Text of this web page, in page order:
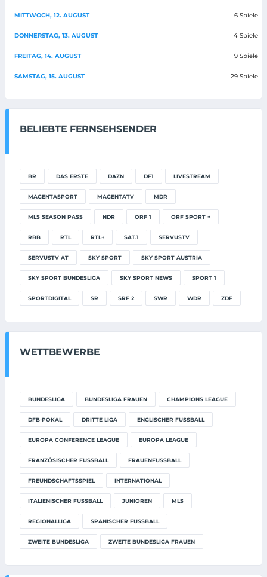
MITTWOCH, 12. AUGUST 6 Spiele
DONNERSTAG, 13. AUGUST 4 Spiele
FREITAG, 14. AUGUST 9 Spiele
SAMSTAG, 15. AUGUST 29 Spiele
BELIEBTE FERNSEHSENDER
BR DAS ERSTE DAZN DF1 LIVESTREAM
MAGENTASPORT MAGENTATV MDR
MLS SEASON PASS NDR ORF 1 ORF SPORT +
RBB RTL RTL+ SAT.1 SERVUSTV
SERVUSTV AT SKY SPORT SKY SPORT AUSTRIA
SKY SPORT BUNDESLIGA SKY SPORT NEWS SPORT 1
SPORTDIGITAL SR SRF 2 SWR WDR ZDF
WETTBEWERBE
BUNDESLIGA BUNDESLIGA FRAUEN CHAMPIONS LEAGUE
DFB-POKAL DRITTE LIGA ENGLISCHER FUSSBALL
EUROPA CONFERENCE LEAGUE EUROPA LEAGUE
FRANZÖSISCHER FUSSBALL FRAUENFUSSBALL
FREUNDSCHAFTSSPIEL INTERNATIONAL
ITALIENISCHER FUSSBALL JUNIOREN MLS
REGIONALLIGA SPANISCHER FUSSBALL
ZWEITE BUNDESLIGA ZWEITE BUNDESLIGA FRAUEN